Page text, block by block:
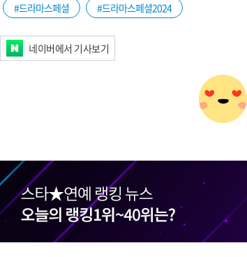
#드라마스페셜 #드라마스페셜2024
네이버에서 기사보기